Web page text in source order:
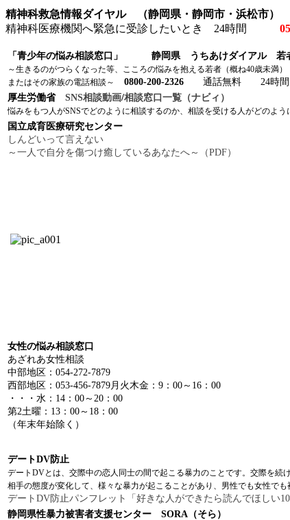
精神科救急情報ダイヤル （静岡県・静岡市・浜松市）
精神科医療機関へ緊急に受診したいとき 24時間
「青少年の悩み相談窓口」 静岡県 うちあけダイアル 若者
～生きるのがつらくなった等、こころの悩みを抱える若者（概ね40歳未満）
またはその家族の電話相談～
0800-200-2326 通話無料 24時間
厚生労働省 SNS相談動画/相談窓口一覧（ナビィ）
悩みをもつ人がSNSでどのように相談するのか、相談を受ける人がどのよ
国立成育医療研究センター
しんどいって言えない
～一人で自分を傷つけ癒しているあなたへ～（PDF）
女性の悩み相談窓口
あざれあ女性相談
中部地区：054-272-7879
西部地区：053-456-7879 月火木金：9：00～16：00
・・・水：14：00～20：00
第2土曜：13：00～18：00
（年末年始除く）
デートDV防止
デートDVとは、交際中の恋人同士の間で起こる暴力のことです。 交際を続
相手の態度が変化して、様々な暴力が起こることがあり、 男性でも女性でも
デートDV防止パンフレット「好きな人ができたら読んでほしい10
静岡県性暴力被害者支援センター SORA（そら）